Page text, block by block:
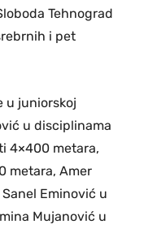
Tehnograd
i pet
u juniorskoj
u disciplinama
4×400 metara,
metara, Amer
Eminović u
Mujanović u